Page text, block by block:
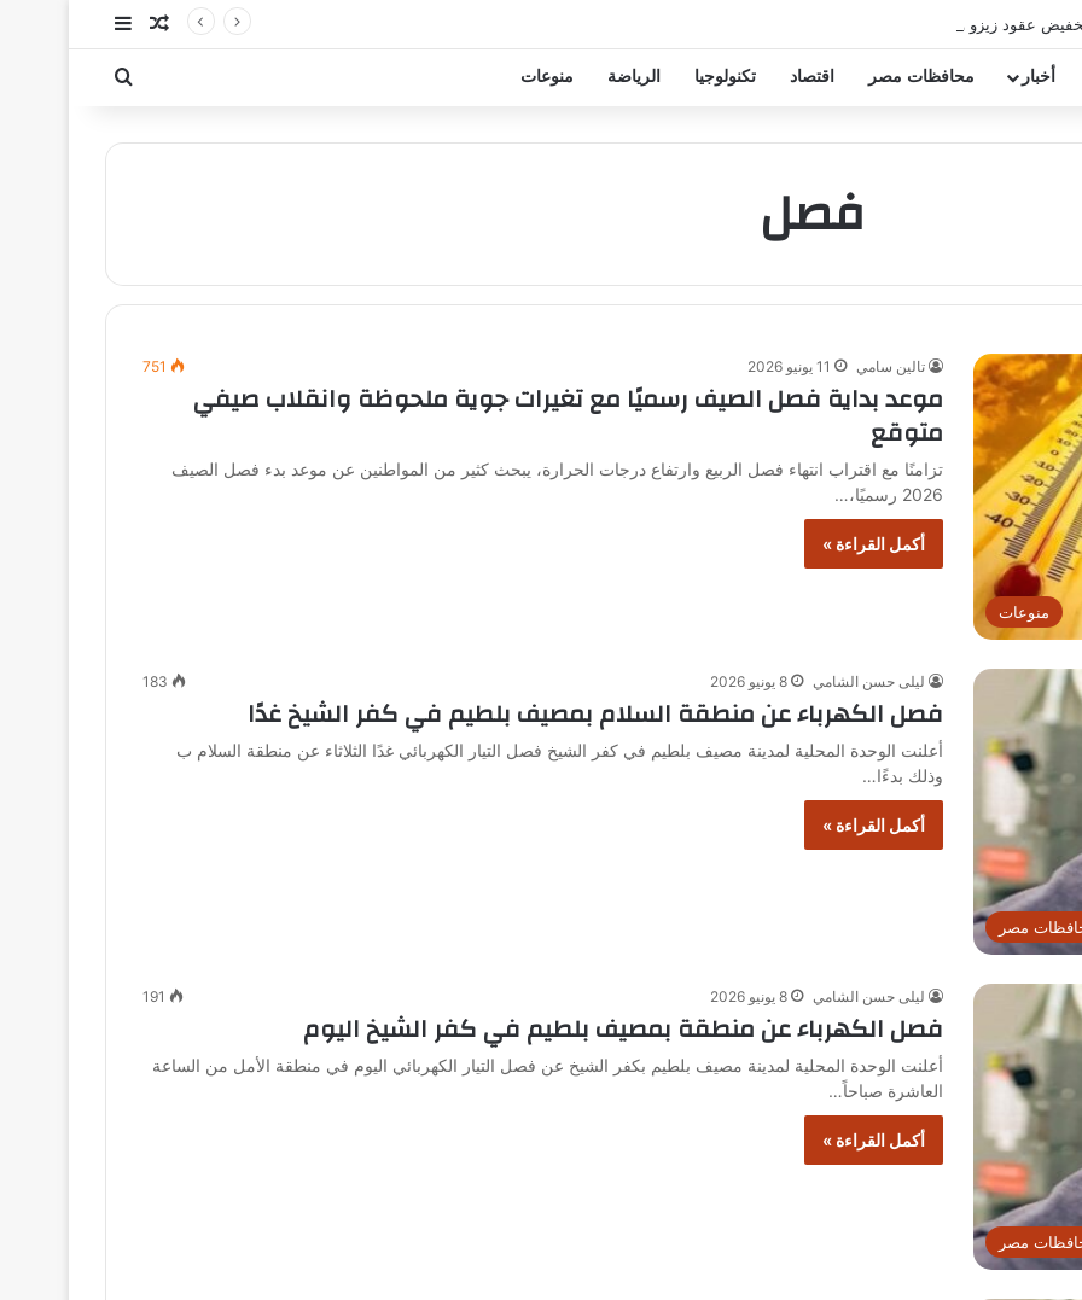
عقود زيزو والشناوي مقال عشوائي
إضافة عمود
أخبار محافظات مصر اقتصاد تكنولوجيا الرياضة منوعات بحث عن
فصل
منوعات
تالين سامي 11 يونيو 2026 751
موعد بداية فصل الصيف رسميًا مع تغيرات جوية ملحوظة وانقلاب صيفي
متوقع
تزامنًا مع اقتراب انتهاء فصل الربيع وارتفاع درجات الحرارة، يبحث كثير من المواطنين عن موعد بدء فصل الصيف
2026 رسميًا،…
أكمل القراءة »
مصر
ليلى حسن الشامي 8 يونيو 2026 183
فصل الكهرباء عن منطقة السلام بمصيف بلطيم في كفر الشيخ غدًا
أعلنت الوحدة المحلية لمدينة مصيف بلطيم في كفر الشيخ فصل التيار الكهربائي غدًا الثلاثاء عن منطقة السلام ب
وذلك بدءًا…
أكمل القراءة »
مصر
ليلى حسن الشامي 8 يونيو 2026 191
فصل الكهرباء عن منطقة بمصيف بلطيم في كفر الشيخ اليوم
أعلنت الوحدة المحلية لمدينة مصيف بلطيم بكفر الشيخ عن فصل التيار الكهربائي اليوم في منطقة الأمل من الساعة
العاشرة صباحاً…
أكمل القراءة »